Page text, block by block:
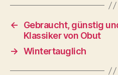
←
Gebraucht, günstig
Klassiker von Obut
→ Wintertauglich